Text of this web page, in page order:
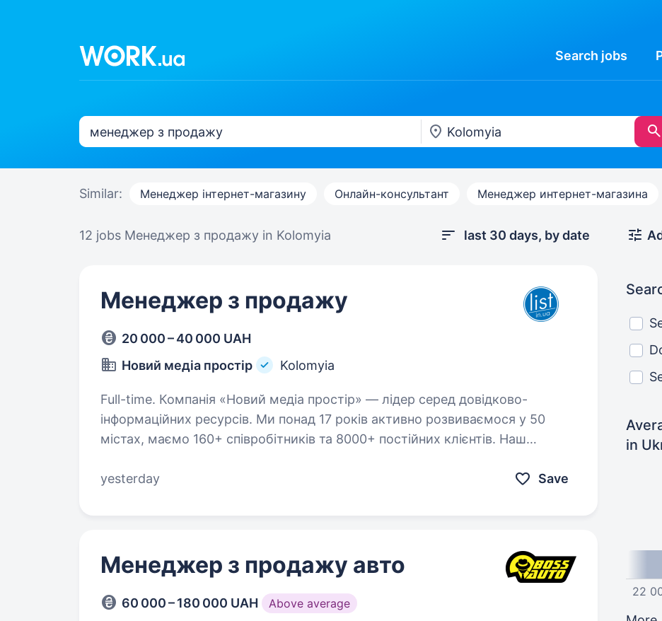
Search jobs
Similar: Менеджер інтернет-магазину Онлайн-консультант Менеджер интернет-магазина
12 jobs Менеджер з продажу in Kolomyia last 30 days, by date
Менеджер з продажу
20 000 – 40 000 UAH
Новий медіа простір
Kolomyia
Full-time. Компанія «Новий медіа простір» — лідер серед довідково-
інформаційних ресурсів. Ми понад 17 років активно розвиваємося у 50
містах, маємо 160+ співробітників та 8000+ постійних клієнтів. Наш
yesterday
Save
Менеджер з продажу авто
60 000 – 180 000 UAH Above average
in
22